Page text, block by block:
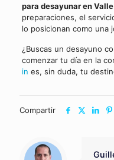
para desayunar en
preparaciones, el
lo posicionan como una
¿Buscas un desayuno
comenzar tu día en la
in es, sin duda, tu
Compartir